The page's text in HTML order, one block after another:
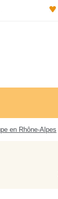
en Rhône-Alpes